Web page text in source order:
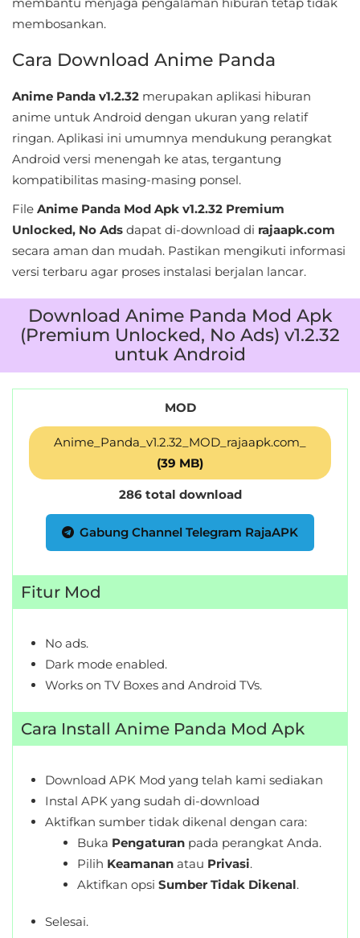
Players
&
Editors
Weather
Rekomendasi
membosankan.
Cara Download Anime Panda
Anime Panda v1.2.32 merupakan aplikasi hiburan
anime untuk Android dengan ukuran yang relatif
ringan. Aplikasi ini umumnya mendukung perangkat
Android versi menengah ke atas, tergantung
kompatibilitas masing-masing ponsel.
File Anime Panda Mod Apk v1.2.32 Premium
Unlocked, No Ads dapat di-download di rajaapk.com
secara aman dan mudah. Pastikan mengikuti informasi
versi terbaru agar proses instalasi berjalan lancar.
Download Anime Panda Mod Apk
(Premium Unlocked, No Ads) v1.2.32
untuk Android
MOD
Anime_Panda_v1.2.32_MOD_rajaapk.com_
(39 MB)
286 total download
Gabung Channel Telegram RajaAPK
Fitur Mod
No ads.
Dark mode enabled.
Works on TV Boxes and Android TVs.
Cara Install Anime Panda Mod Apk
Download APK Mod yang telah kami sediakan
Instal APK yang sudah di-download
Aktifkan sumber tidak dikenal dengan cara:
Buka Pengaturan pada perangkat Anda.
Pilih Keamanan atau Privasi.
Aktifkan opsi Sumber Tidak Dikenal.
Selesai.